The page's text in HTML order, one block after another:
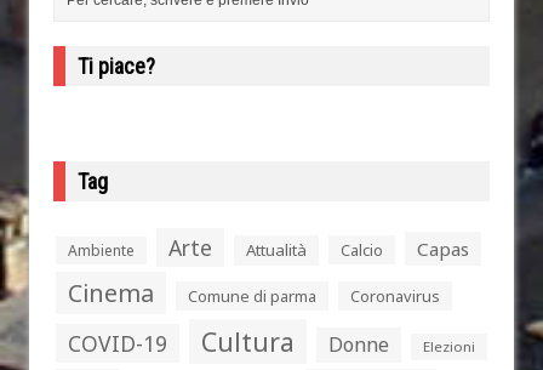
Ti piace?
Tag
Ambiente Arte Attualità Calcio Capas
Cinema Comune di parma Coronavirus
COVID-19 Cultura Donne Elezioni